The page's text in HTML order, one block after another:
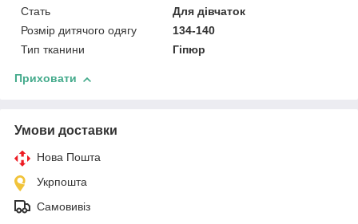
Стать
Для дівчаток
Розмір дитячого одягу
134-140
Тип тканини
Гіпюр
Приховати
Умови доставки
Нова Пошта
Укрпошта
Самовивіз